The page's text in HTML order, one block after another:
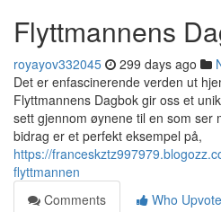
Flyttmannens
royayov332045 299 days ago
Det er enfascinerende verden ut
Flyttmannens Dagbok gir oss et
sett gjennom øynene til en som ser
bidrag er et perfekt eksempel på,
https://
flyttmannen
Comments
Who